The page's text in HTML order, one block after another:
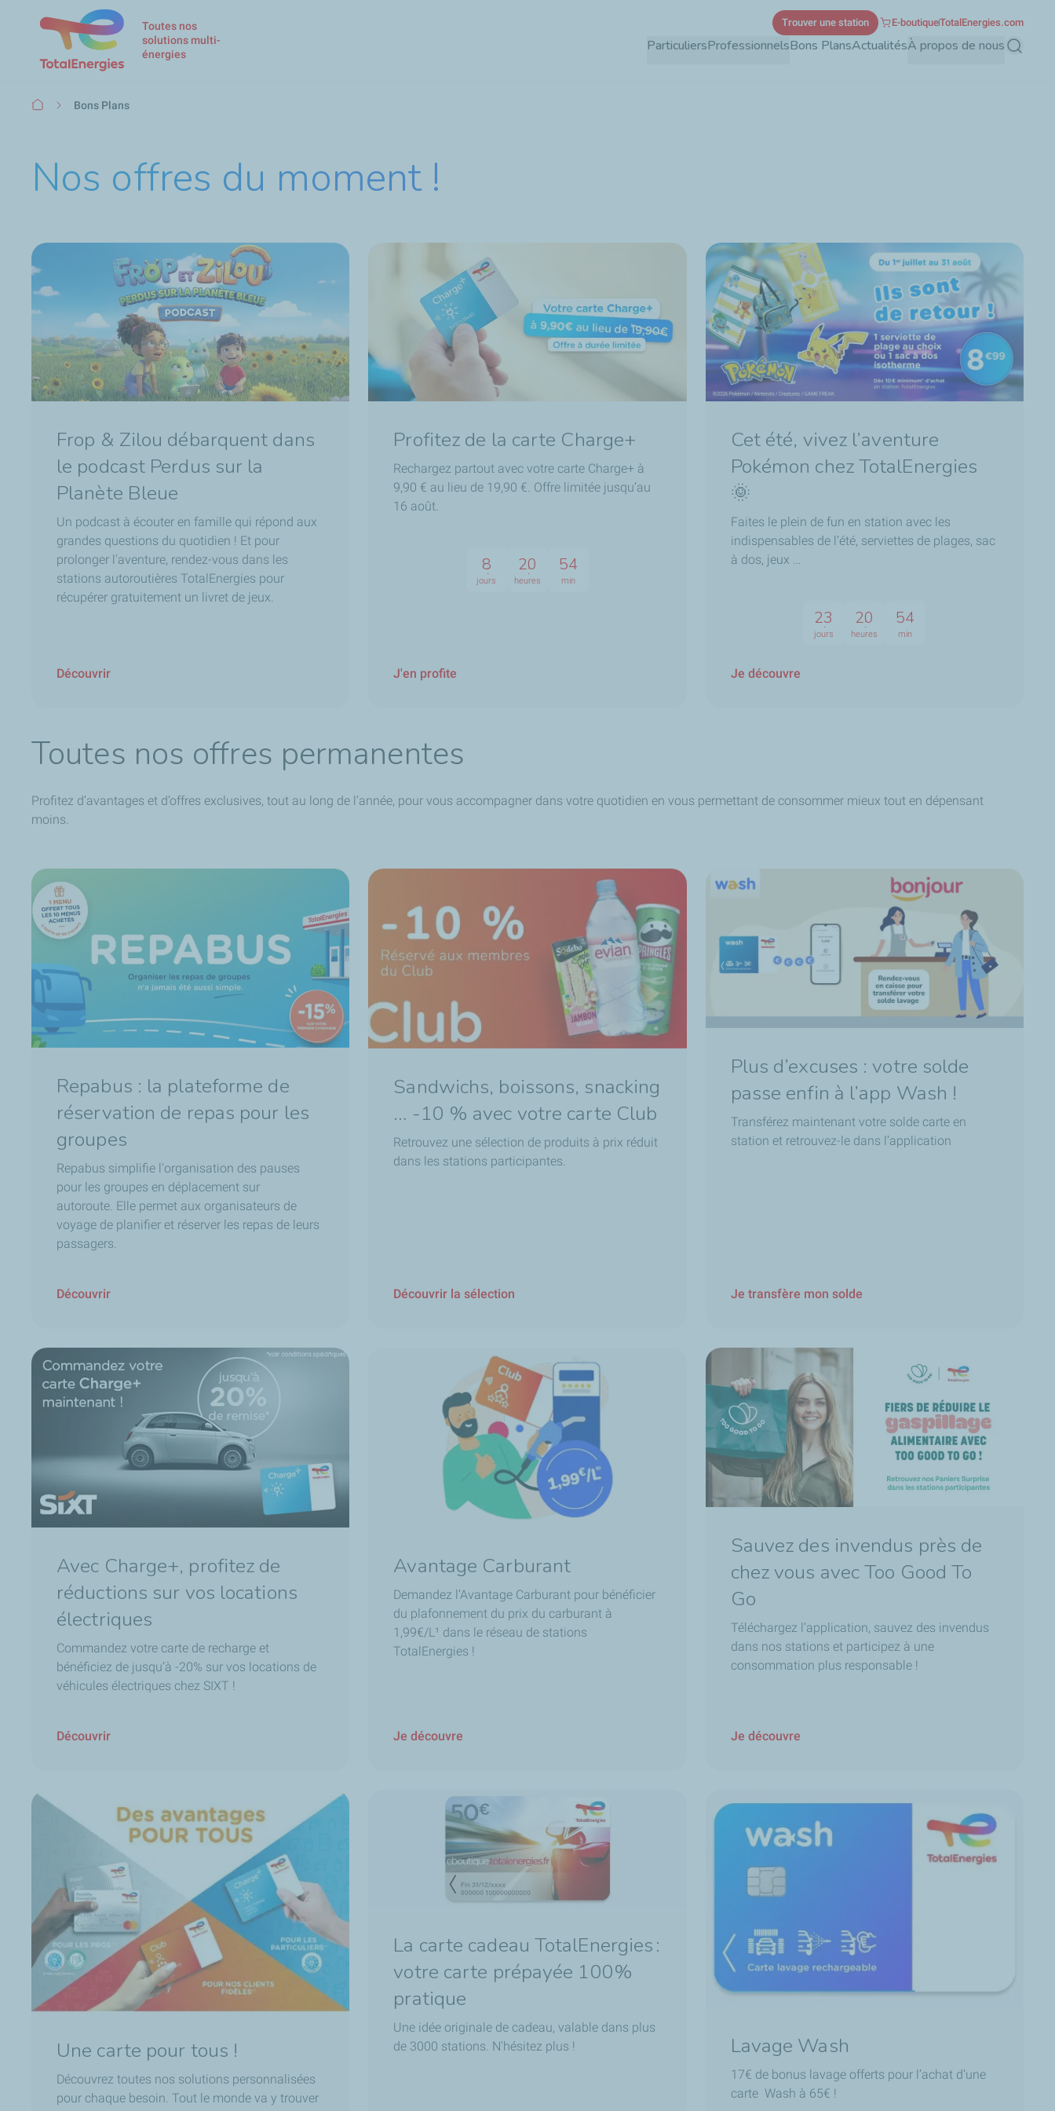
Toutes nos
solutions multi-
énergies
ParticuliersProfessionnelsBons PlansActualitésÀ propos de nous
Trouver une station E-boutiqueTotalEnergies.com
Fil
Bons Plans
Nos offres du moment !
Frop & Zilou débarquent dans
le podcast Perdus sur la
Planète Bleue
Un podcast à écouter en famille qui répond aux
grandes questions du quotidien ! Et pour
prolonger l'aventure, rendez-vous dans les
stations autoroutières TotalEnergies pour
récupérer gratuitement un livret de jeux.
Découvrir
Profitez de la carte Charge+
Rechargez partout avec votre carte Charge+ à
9,90 € au lieu de 19,90 €. Offre limitée jusqu’au
16 août.
8
jours
20
heures
54
min
J'en profite
Cet été, vivez l’aventure
Pokémon chez TotalEnergies
🌞
Faites le plein de fun en station avec les
indispensables de l’été, serviettes de plages, sac
à dos, jeux …
23
jours
20
heures
54
min
Je découvre
Toutes nos offres permanentes
Profitez d’avantages et d’offres exclusives, tout au long de l’année, pour vous accompagner dans votre quotidien en vous permettant de consommer mieux tout en dépensant
moins.
Repabus : la plateforme de
réservation de repas pour les
groupes
Repabus simplifie l'organisation des pauses
pour les groupes en déplacement sur
autoroute. Elle permet aux organisateurs de
voyage de planifier et réserver les repas de leurs
passagers.
Découvrir
Sandwichs, boissons, snacking
… -10 % avec votre carte Club
Retrouvez une sélection de produits à prix réduit
dans les stations participantes.
Découvrir la sélection
Plus d’excuses : votre solde
passe enfin à l’app Wash !
Transférez maintenant votre solde carte en
station et retrouvez-le dans l’application
Je transfère mon solde
Avec Charge+, profitez de
réductions sur vos locations
électriques
Commandez votre carte de recharge et
bénéficiez de jusqu’à -20% sur vos locations de
véhicules électriques chez SIXT !
Découvrir
Avantage Carburant
Demandez l’Avantage Carburant pour bénéficier
du plafonnement du prix du carburant à
1,99€/L¹ dans le réseau de stations
TotalEnergies !​​
Je découvre
Sauvez des invendus près de
chez vous avec Too Good To
Go
Téléchargez l’application, sauvez des invendus
dans nos stations et participez à une
consommation plus responsable !
Je découvre
Une carte pour tous !
Découvrez toutes nos solutions personnalisées
pour chaque besoin. Tout le monde va y trouver
La carte cadeau TotalEnergies :
votre carte prépayée 100%
pratique
Une idée originale de cadeau, valable dans plus
de 3000 stations. N'hésitez plus !
Lavage Wash
17€ de bonus lavage offerts pour l’achat d’une
carte Wash à 65€ !